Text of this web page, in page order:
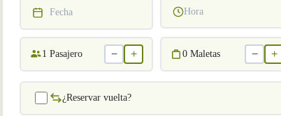
Fecha Hora
1 Pasajero − + 0 Maletas − +
¿Reservar vuelta?